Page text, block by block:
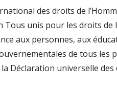
des droits de
Tous unis pour les droits de
aux personnes, aux
de tous les
Déclaration universelle des